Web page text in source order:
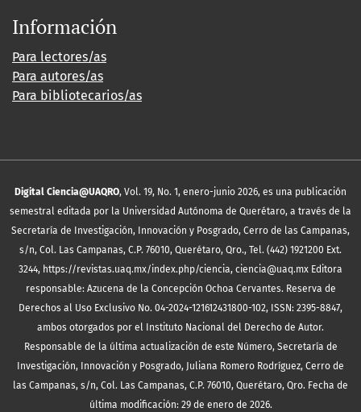
Información
Para lectores/as
Para autores/as
Para bibliotecarios/as
Digital Ciencia@UAQRO, Vol. 19, No. 1, enero-junio 2026, es una publicación
semestral editada por la Universidad Autónoma de Querétaro, a través de la
Secretaría de Investigación, Innovación y Posgrado, Cerro de las Campanas,
s/n, Col. Las Campanas, C.P. 76010, Querétaro, Qro., Tel. (442) 1921200 Ext.
3244, https://revistas.uaq.mx/index.php/ciencia, ciencia@uaq.mx Editora
responsable: Azucena de la Concepción Ochoa Cervantes. Reserva de
Derechos al Uso Exclusivo No. 04-2024-121612431800-102, ISSN: 2395-8847,
ambos otorgados por el Instituto Nacional del Derecho de Autor.
Responsable de la última actualización de este Número, Secretaría de
Investigación, Innovación y Posgrado, Juliana Romero Rodríguez, Cerro de
las Campanas, s/n, Col. Las Campanas, C.P. 76010, Querétaro, Qro. Fecha de
última modificación: 29 de enero de 2026.